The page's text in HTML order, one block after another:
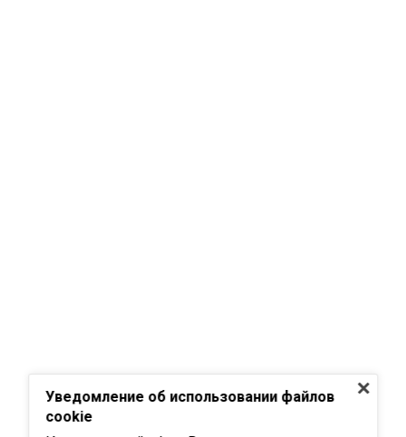
Уведомление об использовании файлов
cookie